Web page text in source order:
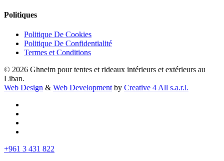
Politiques
Politique De Cookies
Politique De Confidentialité
Termes et Conditions
© 2026 Ghneim pour tentes et rideaux intérieurs et extérieurs au
Liban.
Web Design & Web Development by Creative 4 All s.a.r.l.
Close
+961 3 431 822